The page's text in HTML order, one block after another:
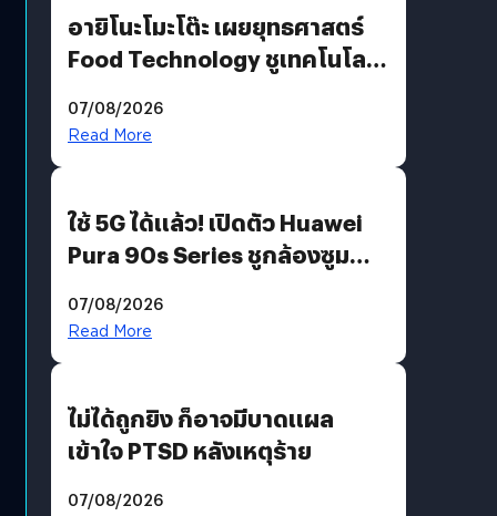
อายิโนะโมะโต๊ะ เผยยุทธศาสตร์
Food Technology ชูเทคโนโลยี
บริโภคและ B2B
07/08/2026
Read More
ใช้ 5G ได้แล้ว! เปิดตัว Huawei
Pura 90s Series ชูกล้องซูม
07/08/2026
Read More
ไม่ได้ถูกยิง ก็อาจมีบาดแผล
เข้าใจ PTSD หลังเหตุร้าย
07/08/2026